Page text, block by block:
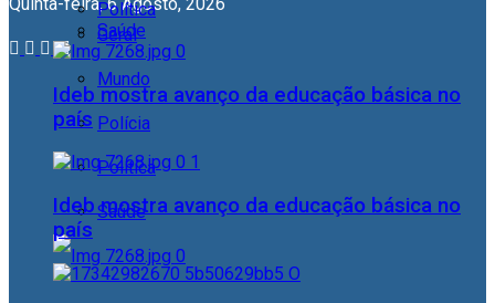
Geral
Mundo
Polícia
Política
Saúde
Política
Saúde
Ideb mostra avanço da educação básica no
país
Ideb mostra avanço da educação básica no
país